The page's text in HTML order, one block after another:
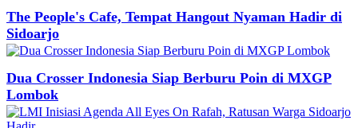
The People's Cafe, Tempat Hangout Nyaman Hadir di
Sidoarjo
Dua Crosser Indonesia Siap Berburu Poin di MXGP
Lombok